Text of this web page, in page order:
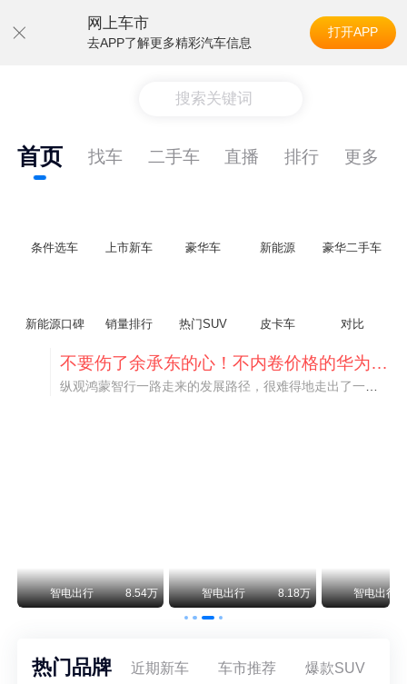
网上车市
去APP了解更多精彩汽车信息
打开APP
搜索关键词
首页 找车 二手车 直播 排行 更多
条件选车 上市新车 豪华车 新能源 豪华二手车
新能源口碑 销量排行 热门SUV 皮卡车 对比
不要伤了余承东的心！不内卷价格的华为，弥足珍贵！
智电出行 8.54万 智电出行 8.18万 智电出行
热门品牌 近期新车 车市推荐 爆款SUV